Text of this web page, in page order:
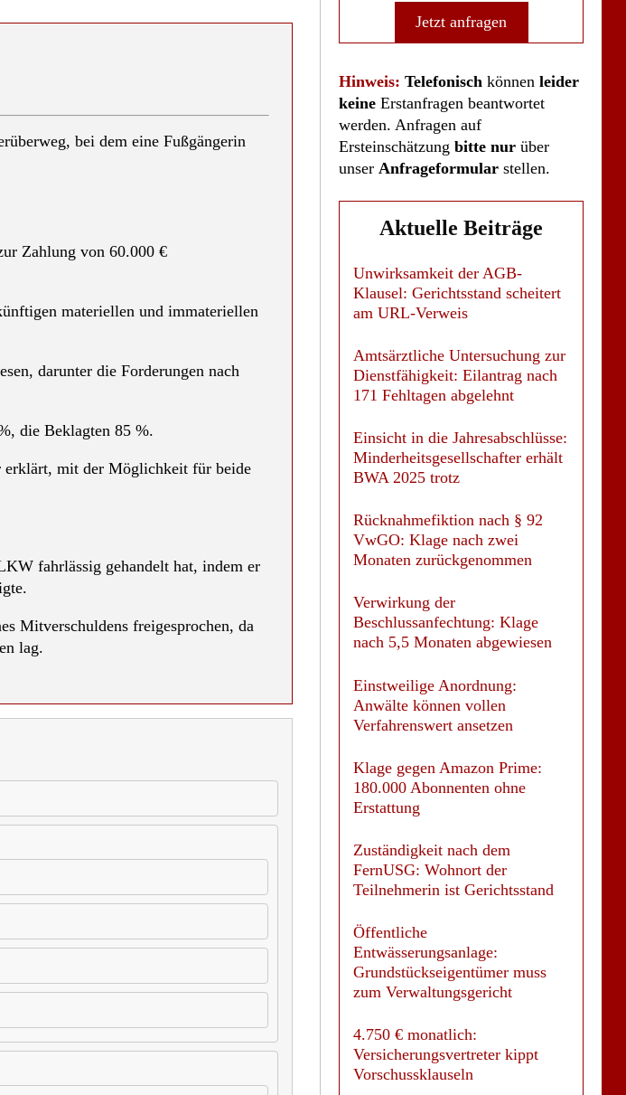
bei dem eine Fußgängerin
Zahlung von 60.000 €
materiellen und immateriellen
darunter die Forderungen nach
die Beklagten 85 %.
mit der Möglichkeit für beide
fahrlässig gehandelt hat, indem er
Mitverschuldens freigesprochen, da
lag.
Jetzt anfragen
Hinweis: Telefonisch können leider
keineErstanfragen beantwortet
werden. Anfragen auf
Ersteinschätzung bitte nurüber
unser Anfrageformularstellen.
Aktuelle Beiträge
Unwirksamkeit der AGB-
Klausel: Gerichtsstand scheitert
am URL-Verweis
Amtsärztliche Untersuchung zur
Dienstfähigkeit: Eilantrag nach
171 Fehltagen abgelehnt
Einsicht in die Jahresabschlüsse:
Minderheitsgesellschafter erhält
BWA 2025 trotz
Rücknahmefiktion nach § 92
VwGO: Klage nach zwei
Monaten zurückgenommen
Verwirkung der
Beschlussanfechtung: Klage
nach 5,5 Monaten abgewiesen
Einstweilige Anordnung:
Anwälte können vollen
Verfahrenswert ansetzen
Klage gegen Amazon Prime:
180.000 Abonnenten ohne
Erstattung
Zuständigkeit nach dem
FernUSG: Wohnort der
Teilnehmerin ist Gerichtsstand
Öffentliche
Entwässerungsanlage:
Grundstückseigentümer muss
zum Verwaltungsgericht
4.750 € monatlich:
Versicherungsvertreter kippt
Vorschussklauseln